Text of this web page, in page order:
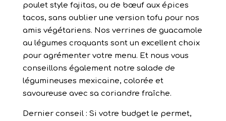
poulet style fajitas, ou de bœuf aux épices
tacos, sans oublier une version tofu pour nos
amis végétariens. Nos verrines de guacamole
au légumes croquants sont un excellent choix
pour agrémenter votre menu. Et nous vous
conseillons également notre salade de
légumineuses mexicaine, colorée et
savoureuse avec sa coriandre fraîche.
Dernier conseil : Si votre budget le permet,